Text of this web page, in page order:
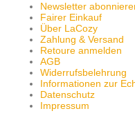
Newsletter
Fairer Einkauf
Über LaCozy
Zahlung & Versand
Retoure anmelden
AGB
Widerrufsbelehrung
Informationen zur
Datenschutz
Impressum